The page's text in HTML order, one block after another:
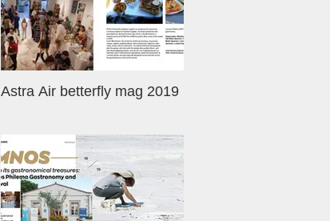
Astra Air betterfly mag 2019